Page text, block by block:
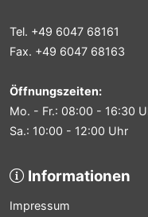
Tel. +49 6047 68161
Fax. +49 6047 68163
Öffnungszeiten:
Mo. - Fr.: 08:00 - 16:30
Sa.: 10:00 - 12:00 Uhr
Informationen
Impressum